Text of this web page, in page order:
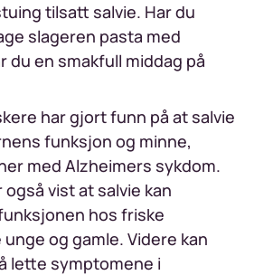
tilsatt salvie. Har du
slageren pasta med
du en smakfull middag på
har gjort funn på at salvie
funksjon og minne,
med Alzheimers sykdom.
vist at salvie kan
hos friske
og gamle. Videre kan
lette symptomene i